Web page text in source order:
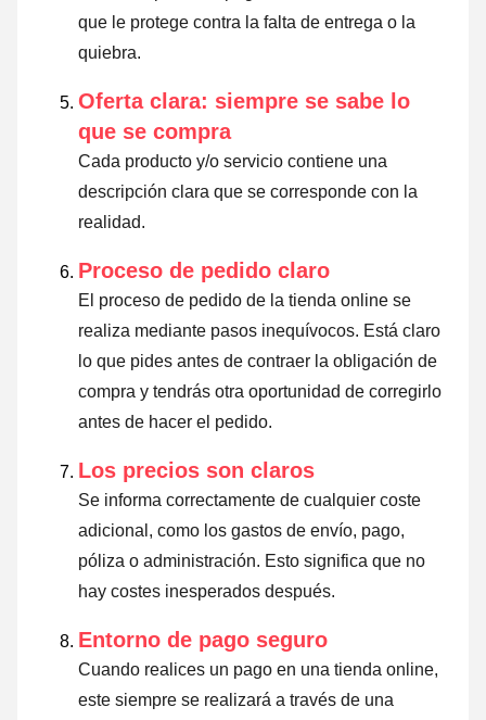
que le protege contra la falta de entrega o la
quiebra.
Oferta clara: siempre se sabe lo
que se compra
Cada producto y/o servicio contiene una
descripción clara que se corresponde con la
realidad.
Proceso de pedido claro
El proceso de pedido de la tienda online se
realiza mediante pasos inequívocos. Está claro
lo que pides antes de contraer la obligación de
compra y tendrás otra oportunidad de corregirlo
antes de hacer el pedido.
Los precios son claros
Se informa correctamente de cualquier coste
adicional, como los gastos de envío, pago,
póliza o administración. Esto significa que no
hay costes inesperados después.
Entorno de pago seguro
Cuando realices un pago en una tienda online,
este siempre se realizará a través de una